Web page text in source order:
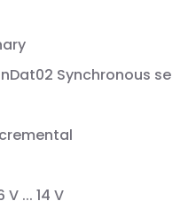
Synchronous se
... 14 V